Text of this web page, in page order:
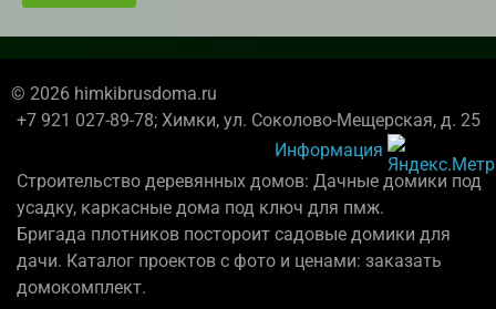
© 2026 himkibrusdoma.ru
+7 921 027-89-78; Химки, ул. Соколово-Мещерская, д. 25
Информация
Строительство деревянных домов: Дачные домики под
усадку, каркасные дома под ключ для пмж.
Бригада плотников постороит садовые домики для
дачи. Каталог проектов с фото и ценами: заказать
домокомплект.